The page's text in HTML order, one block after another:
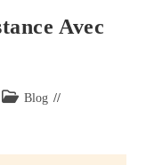
Avec
Blog